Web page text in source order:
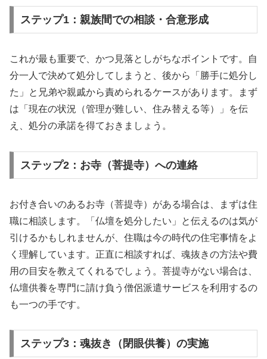
ステップ1：親族間での相談・合意形成
これが最も重要で、かつ見落としがちなポイントです。自
分一人で決めて処分してしまうと、後から「勝手に処分し
た」と兄弟や親戚から責められるケースがあります。まず
は「現在の状況（管理が難しい、住み替える等）」を伝
え、処分の承諾を得ておきましょう。
ステップ2：お寺（菩提寺）への連絡
お付き合いのあるお寺（菩提寺）がある場合は、まずは住
職に相談します。「仏壇を処分したい」と伝えるのは気が
引けるかもしれませんが、住職は今の時代の住宅事情をよ
く理解しています。正直に相談すれば、魂抜きの方法や費
用の目安を教えてくれるでしょう。菩提寺がない場合は、
仏壇供養を専門に請け負う僧侶派遣サービスを利用するの
も一つの手です。
ステップ3：魂抜き（閉眼供養）の実施